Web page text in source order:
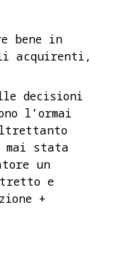
bene in
acquirenti,
decisioni
l’ormai
mai stata
un
e
+